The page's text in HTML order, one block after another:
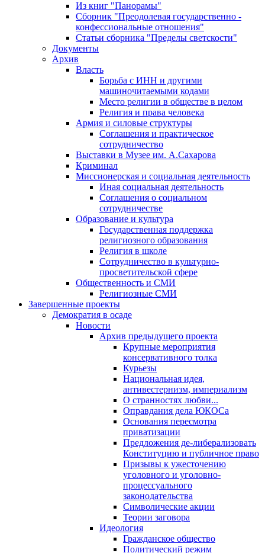
Из книг "Панорамы"
Сборник "Преодолевая государственно -
конфессиональные отношения"
Статьи сборника "Пределы светскости"
Документы
Архив
Власть
Борьба с ИНН и другими
машиночитаемыми кодами
Место религии в обществе в целом
Религия и права человека
Армия и силовые структуры
Соглашения и практическое
сотрудничество
Выставки в Музее им. А.Сахарова
Криминал
Миссионерская и социальная деятельность
Иная социальная деятельность
Соглашения о социальном
сотрудничестве
Образование и культура
Государственная поддержка
религиозного образования
Религия в школе
Сотрудничество в культурно-
просветительской сфере
Общественность и СМИ
Религиозные СМИ
Завершенные проекты
Демократия в осаде
Новости
Архив предыдущего проекта
Крупные мероприятия
консервативного толка
Курьезы
Национальная идея,
антивестернизм, империализм
О странностях любви...
Оправдания дела ЮКОСа
Основания пересмотра
приватизации
Предложения де-либерализовать
Конституцию и публичное право
Призывы к ужесточению
уголовного и уголовно-
процессуального
законодательства
Символические акции
Теории заговора
Идеология
Гражданское общество
Политический режим